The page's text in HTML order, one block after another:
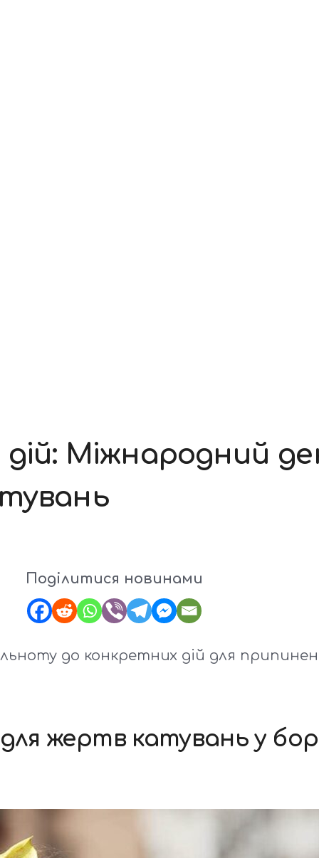
Міжнародний
Поділитися новинами
до конкретних дій для
жертв катувань у